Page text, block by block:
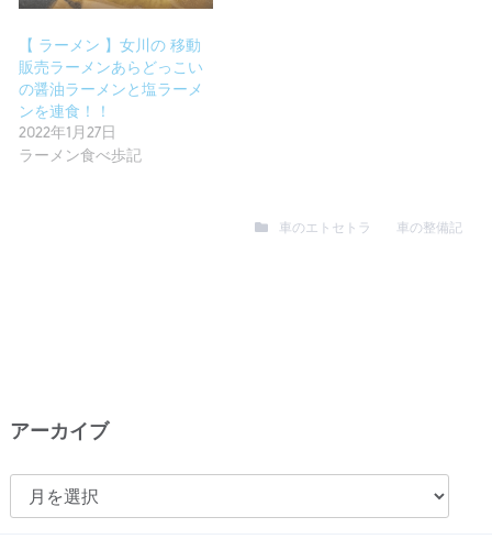
【 ラーメン 】女川の 移動
販売ラーメンあらどっこい
の醤油ラーメンと塩ラーメ
ンを連食！！
2022年1月27日
ラーメン食べ歩記
車のエトセトラ 車の整備記
アーカイブ
ー